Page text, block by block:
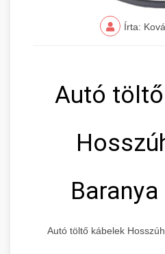
Írta:
Autó
Autó töltő kábelek